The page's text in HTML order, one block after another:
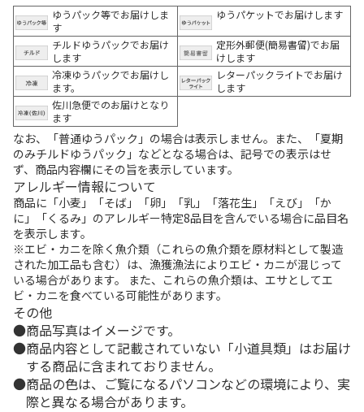
ゆうパック等でお届けしま
す
ゆうパケットでお届けします
チルドゆうパックでお届け
します
定形外郵便(簡易書留)でお届
けします
冷凍ゆうパックでお届けし
ます。
レターパックライトでお届け
します
佐川急便でのお届けとなり
ます
なお、「普通ゆうパック」の場合は表示しません。また、「夏期
のみチルドゆうパック」などとなる場合は、記号での表示はせ
ず、商品内容欄にその旨を表示しています。
アレルギー情報について
商品に「小麦」「そば」「卵」「乳」「落花生」「えび」「か
に」「くるみ」のアレルギー特定8品目を含んでいる場合に品目名
を表示します。
※エビ・カニを除く魚介類（これらの魚介類を原材料として製造
された加工品も含む）は、漁獲漁法によりエビ・カニが混じって
いる場合があります。 また、これらの魚介類は、エサとしてエ
ビ・カニを食べている可能性があります。
その他
商品写真はイメージです。
商品内容として記載されていない「小道具類」はお届け
する商品に含まれておりません。
商品の色は、ご覧になるパソコンなどの環境により、実
際と異なる場合があります。